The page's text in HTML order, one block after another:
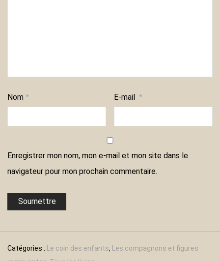
Nom * E-mail*
Enregistrer mon nom, mon e-mail et mon site dans le
navigateur pour mon prochain commentaire.
Catégories : Le coin des enfants,
Les compagnons et figures